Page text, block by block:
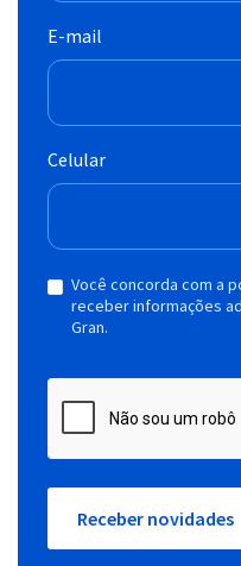
E-mail
Celular
Você concorda com a
receber informações
Gran.
Receber novidades